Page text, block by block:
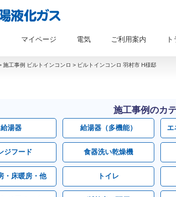
マイページ 電気 ご利用案内
施工事例 ビルトインコンロ > ビルトインコンロ 羽村市 H様邸
施工事例のカ
給湯器 給湯器（多機能） エ
ジフード 食器洗い乾燥機
・床暖房・他 トイレ